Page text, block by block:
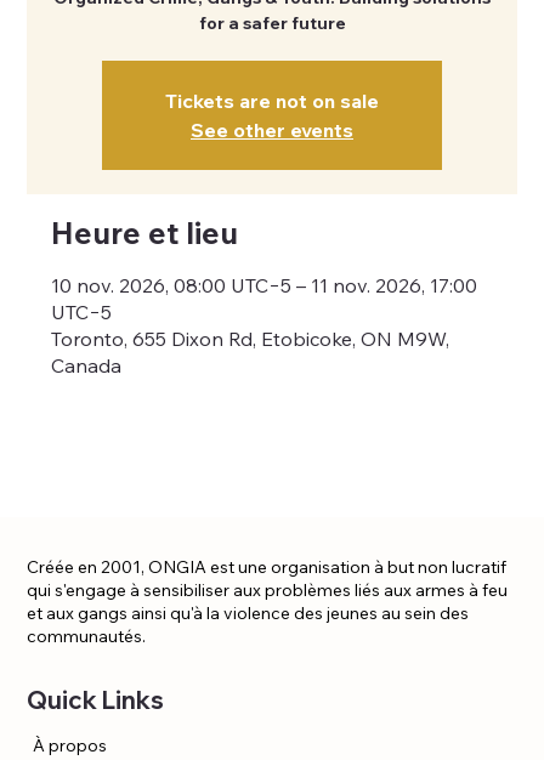
for a safer future
Tickets are not on sale
See other events
Heure et lieu
10 nov. 2026, 08:00 UTC−5 – 11 nov. 2026, 17:00
UTC−5
Toronto, 655 Dixon Rd, Etobicoke, ON M9W,
Canada
Créée en 2001, ONGIA est une organisation à but non lucratif
qui s'engage à sensibiliser aux problèmes liés aux armes à feu
et aux gangs ainsi qu'à la violence des jeunes au sein des
communautés.
Quick Links
À propos